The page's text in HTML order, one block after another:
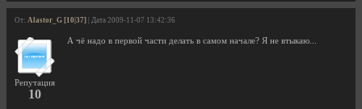
От: Alastor_G [10|37] | Дата 2009-11-07 13:42:36
Репутация
10
А чё надо в первой части делать в самом начале? Я не втыкаю...